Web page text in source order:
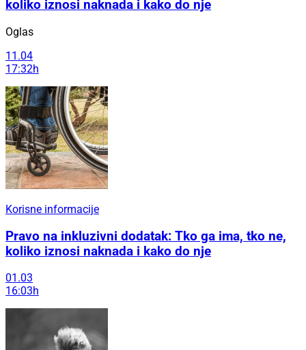
koliko iznosi naknada i kako do nje
Oglas
11.04
17:32h
Korisne informacije
Pravo na inkluzivni dodatak: Tko ga ima, tko ne,
koliko iznosi naknada i kako do nje
01.03
16:03h